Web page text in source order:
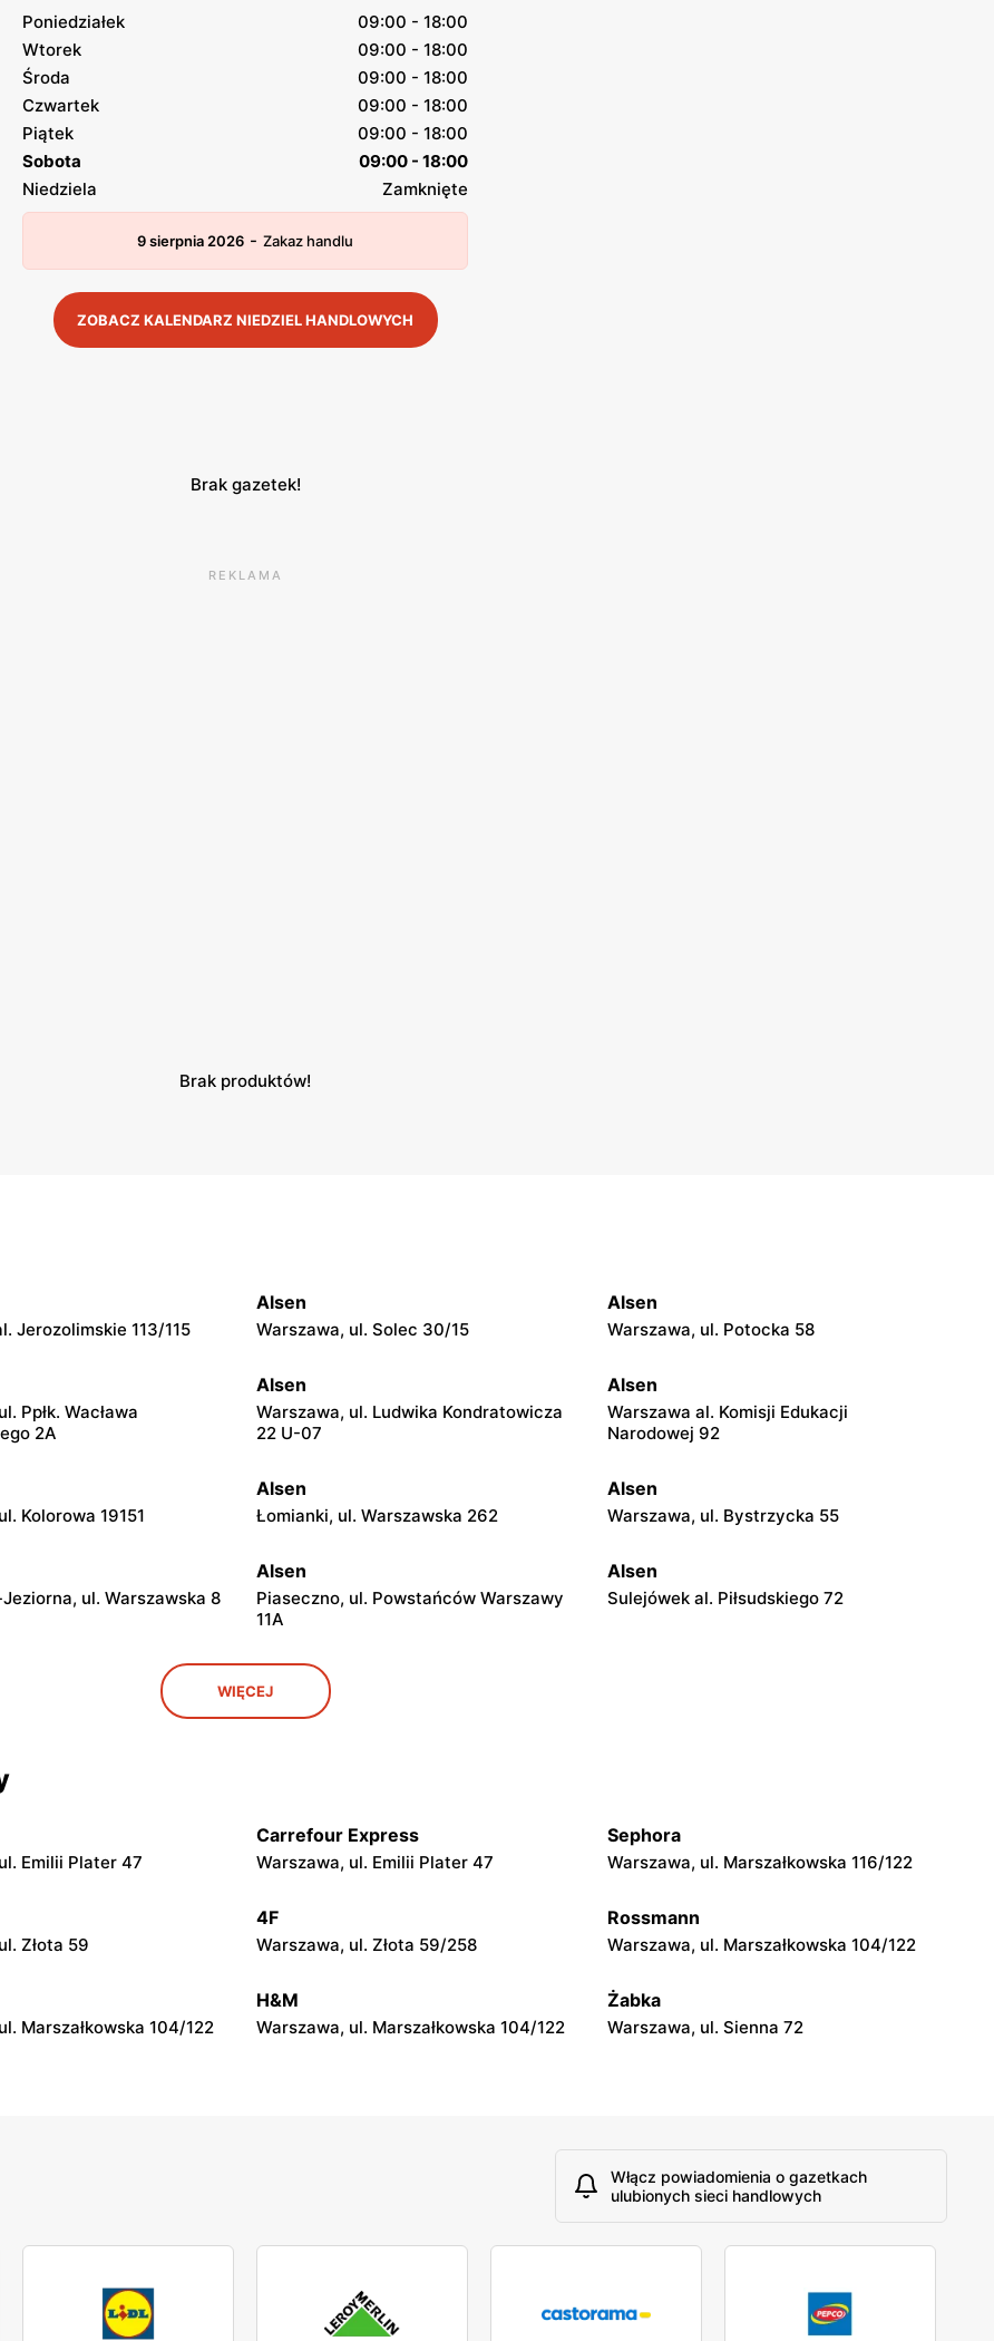
Poniedziałek
09:00 - 18:00
Wtorek
09:00 - 18:00
Środa
09:00 - 18:00
Czwartek
09:00 - 18:00
Piątek
09:00 - 18:00
Sobota
09:00 - 18:00
Niedziela
Zamknięte
9 sierpnia 2026 - Zakaz handlu
ZOBACZ KALENDARZ NIEDZIEL HANDLOWYCH
Brak gazetek!
REKLAMA
Brak produktów!
Jerozolimskie 113/115
Alsen
Warszawa, ul. Solec 30/15
Alsen
Warszawa, ul. Potocka 58
Ppłk. Wacława
2A
Alsen
Warszawa, ul. Ludwika Kondratowicza
22 U-07
Alsen
Warszawa al. Komisji Edukacji
Narodowej 92
Kolorowa 19151
Alsen
Łomianki, ul. Warszawska 262
Alsen
Warszawa, ul. Bystrzycka 55
ul. Warszawska 8
Alsen
Piaseczno, ul. Powstańców Warszawy
11A
Alsen
Sulejówek al. Piłsudskiego 72
Otwock, ul. Józefa Poniatowskiego 1
ul. Piwonińska 46 Grójec al. Niepodległości 7 Nasielsk, ul. Św. Wojciecha 3
11 Listopada 30 Warka, ul. Senatorska 4
Alsen
Sochaczew, ul. Aleksandra
Sochaczewskiego 4 40
WIĘCEJ
Emilii Plater 47
Carrefour Express
Warszawa, ul. Emilii Plater 47
Sephora
Warszawa, ul. Marszałkowska 116/122
Złota 59
4F
Warszawa, ul. Złota 59/258
Rossmann
Warszawa, ul. Marszałkowska 104/122
Marszałkowska 104/122
H&M
Warszawa, ul. Marszałkowska 104/122
Żabka
Warszawa, ul. Sienna 72
Włącz powiadomienia o gazetkach
ulubionych sieci handlowych